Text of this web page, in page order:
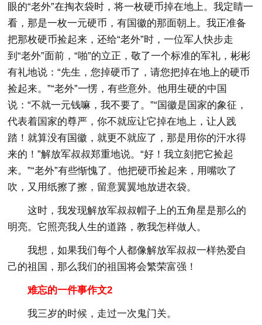
眼的“老外”在掏衣袋时，将一枚硬币掉在地上。我定睛一
看，那是一枚一元硬币，有国徽的那面朝上。我正准备
把那枚硬币捡起来，还给“老外”时，一位军人快步走
到“老外”面前，“啪”的立正，敬了一个标准的军礼，彬彬
有礼地说：“先生，您掉硬币了，请您把掉在地上的硬币
捡起来。”“老外”一愣，有些意外。他用生硬的中国
说：“不就一元钱嘛，我不要了。”“国徽是国家的象征，
代表着国家的尊严，你不就应让它掉在地上，让人践
踏！就算没有国徽，就更不就应了，那是用你的汗水得
来的！”解放军叔叔郑重地说。“好！我立刻把它捡起
来。”“老外”有些惭愧了。他把硬币捡起来，用嘴吹了
吹，又用纸擦了擦，留意翼翼地放进衣袋。
这时，我发现解放军叔叔帽子上的五角星是那么的
明亮。它照亮我人生的道路，教我怎样做人。
我想，如果我们每个人都像解放军叔叔一样热爱自
己的祖国，那么我们的祖国将会繁荣富强！
难忘的一件事作文2
我三岁的时候，走过一次鬼门关。